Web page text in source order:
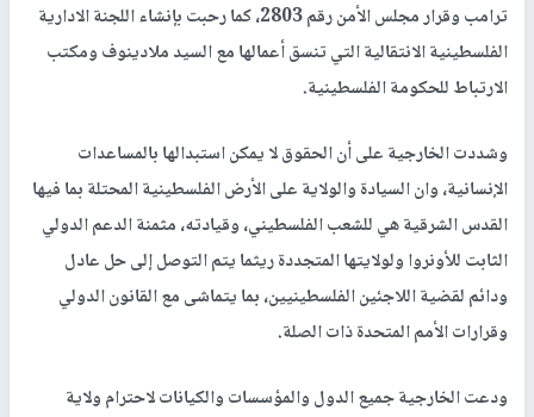
ترامب وقرار مجلس الأمن رقم 2803، كما رحبت بإنشاء اللجنة الادارية
الفلسطينية الانتقالية التي تنسق أعمالها مع السيد ملادينوف ومكتب
الارتباط للحكومة الفلسطينية.
وشددت الخارجية على أن الحقوق لا يمكن استبدالها بالمساعدات
الإنسانية، وان السيادة والولاية على الأرض الفلسطينية المحتلة بما فيها
القدس الشرقية هي للشعب الفلسطيني، وقيادته، مثمنة الدعم الدولي
الثابت للأونروا ولولايتها المتجددة ريثما يتم التوصل إلى حل عادل
ودائم لقضية اللاجئين الفلسطينيين، بما يتماشى مع القانون الدولي
وقرارات الأمم المتحدة ذات الصلة.
ودعت الخارجية جميع الدول والمؤسسات والكيانات لاحترام ولاية